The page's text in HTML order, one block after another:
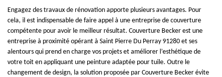
Engagez des travaux de rénovation apporte plusieurs avantages. Pour
cela, il est indispensable de faire appel à une entreprise de couverture
compétente pour avoir le meilleur résultat. Couverture Becker est une
entreprise à proximité opérant à Saint Pierre Du Perray 91280 et ses
alentours qui prend en charge vos projets et améliorer l’esthétique de
votre toit en appliquant une peinture adaptée pour tuile. Outre le
changement de design, la solution proposée par Couverture Becker évite